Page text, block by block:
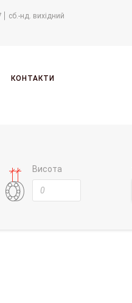
сб.-нд. вихідний
КОНТАКТИ
Висота